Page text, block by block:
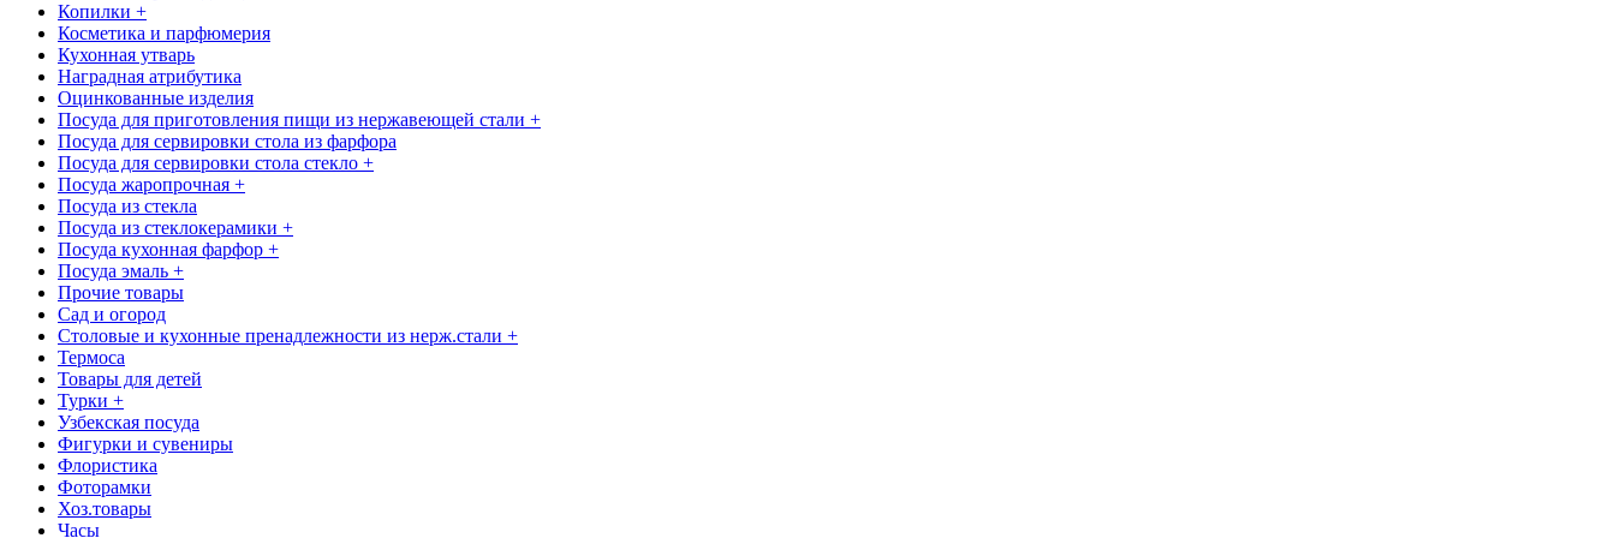
Копилки +
Косметика и парфюмерия
Кухонная утварь
Наградная атрибутика
Оцинкованные изделия
Посуда для приготовления пищи из нержавеющей стали +
Посуда для сервировки стола из фарфора
Посуда для сервировки стола стекло +
Посуда жаропрочная +
Посуда из стекла
Посуда из стеклокерамики +
Посуда кухонная фарфор +
Посуда эмаль +
Прочие товары
Сад и огород
Столовые и кухонные пренадлежности из нерж.стали +
Термоса
Товары для детей
Турки +
Узбекская посуда
Фигурки и сувениры
Флористика
Фоторамки
Хоз.товары
Часы